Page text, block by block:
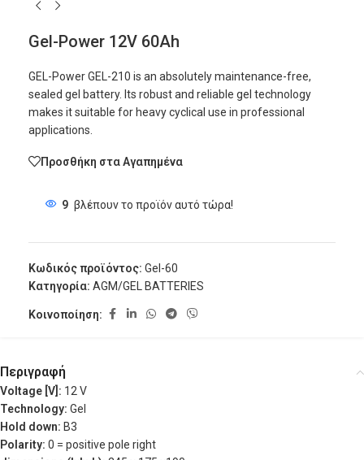
Gel-Power 12V 60Ah
GEL-Power GEL-210 is an absolutely maintenance-free,
sealed gel battery. Its robust and reliable gel technology
makes it suitable for heavy cyclical use in professional
applications.
Προσθήκη στα Αγαπημένα
9 βλέπουν το προϊόν αυτό τώρα!
Κωδικός προϊόντος: Gel-60
Κατηγορία: AGM/GEL BATTERIES
Κοινοποίηση:
Περιγραφή
Voltage [V]: 12 V
Technology: Gel
Hold down: B3
Polarity: 0 = positive pole right